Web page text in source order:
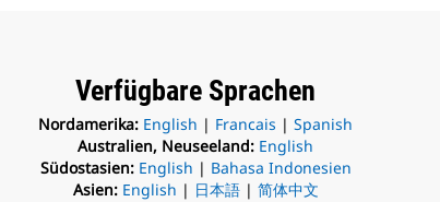
Verfügbare Sprachen
Nordamerika: English | Francais | Spanish
Australien, Neuseeland: English
Südostasien:English | Bahasa Indonesien
Asien:English | 日本語| 简体中文